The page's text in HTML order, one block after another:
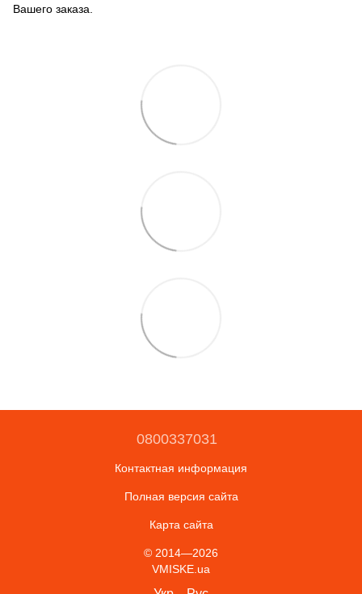
Вашего заказа.
0800337031
Контактная информация
Полная версия сайта
Карта сайта
© 2014—2026
VMISKE.ua